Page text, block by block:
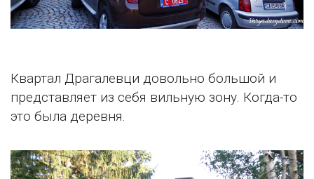
Квартал Драгалевци довольно большой и
представляет из себя вильную зону. Когда-то
это была деревня.